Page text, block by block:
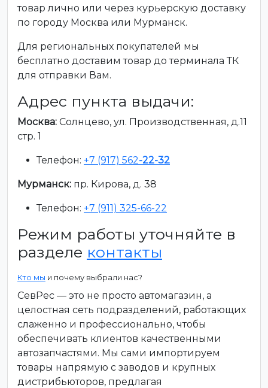
товар лично или через курьерскую доставку
по городу Москва или Мурманск.
Для региональных покупателей мы
бесплатно доставим товар до терминала ТК
для отправки Вам.
Адрес пункта выдачи:
Москва: Солнцево, ул. Производственная, д.11
стр. 1
Телефон: +7 (917) 562-22-32
Мурманск: пр. Кирова, д. 38
Телефон: +7 (911) 325-66-22
Режим работы уточняйте в
разделе контакты
Кто мы и почему выбрали нас?
СевРес — это не просто автомагазин, а
целостная сеть подразделений, работающих
слаженно и профессионально, чтобы
обеспечивать клиентов качественными
автозапчастями. Мы сами импортируем
товары напрямую с заводов и крупных
дистрибьюторов, предлагая